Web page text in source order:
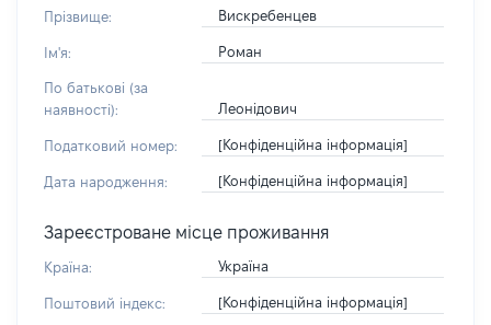
Прізвище: Вискребенцев
Ім'я: Роман
По батькові (за
наявності):
Леонідович
Податковий номер: [Конфіденційна інформація]
Дата народження: [Конфіденційна інформація]
Зареєстроване місце проживання
Країна: Україна
Поштовий індекс: [Конфіденційна інформація]